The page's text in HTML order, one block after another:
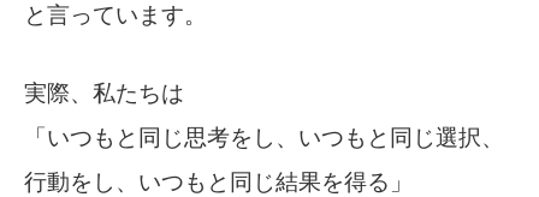
と言っています。
実際、私たちは
「いつもと同じ思考をし、いつもと同じ選択、
行動をし、いつもと同じ結果を得る」